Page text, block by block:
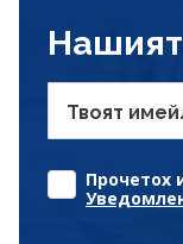
Твоят
Прочетох